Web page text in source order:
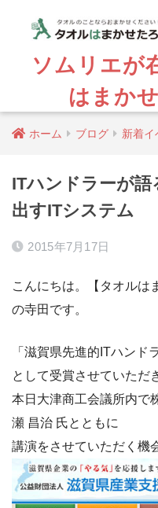
ソムリエが
はまか
ホーム ブログ 新着イ
ITハンドラーが語
出すITシステム
2015年7月17日
こんにちは。【タオルは
の寺田です。
「滋賀県先進的ITハンド
として受賞させていただ
本日大津商工会議所内で
瀬 昌治 氏とともに
講演をさせていただく機